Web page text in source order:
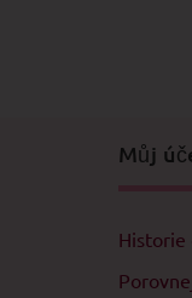
Můj
Historie